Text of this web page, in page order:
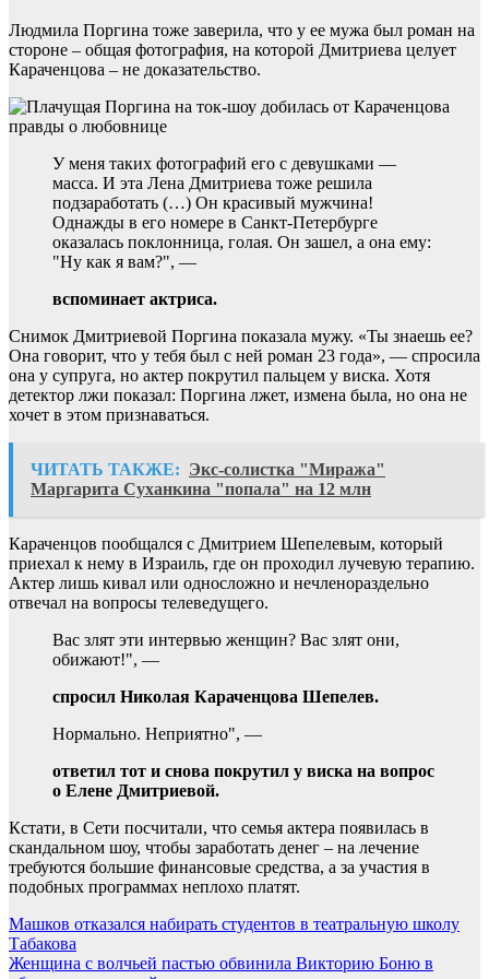
Людмила Поргина тоже заверила, что у ее мужа был роман на
стороне – общая фотография, на которой Дмитриева целует
Караченцова – не доказательство.
У меня таких фотографий его с девушками —
масса. И эта Лена Дмитриева тоже решила
подзаработать (…) Он красивый мужчина!
Однажды в его номере в Санкт-Петербурге
оказалась поклонница, голая. Он зашел, а она ему:
"Ну как я вам?", —
вспоминает актриса.
Снимок Дмитриевой Поргина показала мужу. «Ты знаешь ее?
Она говорит, что у тебя был с ней роман 23 года», — спросила
она у супруга, но актер покрутил пальцем у виска. Хотя
детектор лжи показал: Поргина лжет, измена была, но она не
хочет в этом признаваться.
ЧИТАТЬ ТАКЖЕ: Экс-солистка "Миража"
Маргарита Суханкина "попала" на 12 млн
Караченцов пообщался с Дмитрием Шепелевым, который
приехал к нему в Израиль, где он проходил лучевую терапию.
Актер лишь кивал или односложно и нечленораздельно
отвечал на вопросы телеведущего.
Вас злят эти интервью женщин? Вас злят они,
обижают!", —
спросил Николая Караченцова Шепелев.
Нормально. Неприятно", —
ответил тот и снова покрутил у виска на вопрос
о Елене Дмитриевой.
Кстати, в Сети посчитали, что семья актера появилась в
скандальном шоу, чтобы заработать денег – на лечение
требуются большие финансовые средства, а за участия в
подобных программах неплохо платят.
Навигация
по
Машков отказался набирать студентов в театральную школу
Табакова
Женщина с волчьей пастью обвинила Викторию Боню в